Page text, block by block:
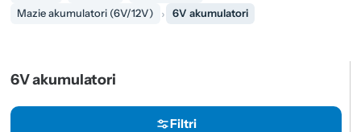
Mazie akumulatori (6V/12V)
6V akumulatori
6V akumulatori
Filtri